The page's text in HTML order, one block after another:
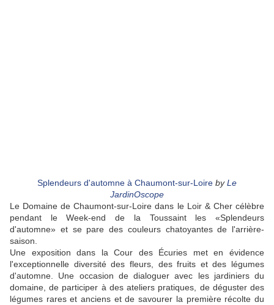
Splendeurs d'automne à Chaumont-sur-Loire byLe
JardinOscope
Le Domaine de Chaumont-sur-Loire dans le Loir & Cher célèbre
pendant le Week-end de la Toussaint les «Splendeurs
d'automne» et se pare des couleurs chatoyantes de l'arrière-
saison.
Une exposition dans la Cour des Écuries met en évidence
l'exceptionnelle diversité des fleurs, des fruits et des légumes
d'automne. Une occasion de dialoguer avec les jardiniers du
domaine, de participer à des ateliers pratiques, de déguster des
légumes rares et anciens et de savourer la première récolte du